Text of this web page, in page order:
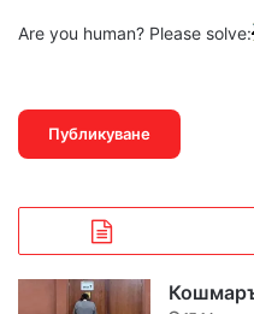
Are you human? Please solve: